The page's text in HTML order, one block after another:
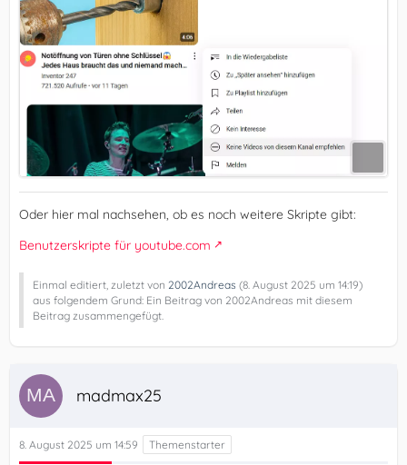
Oder hier mal nachsehen, ob es noch weitere Skripte gibt:
Benutzerskripte für youtube.com
Einmal editiert, zuletzt von 2002Andreas (8. August 2025 um 14:19)
aus folgendem Grund: Ein Beitrag von 2002Andreas mit diesem
Beitrag zusammengefügt.
madmax25
8. August 2025 um 14:59